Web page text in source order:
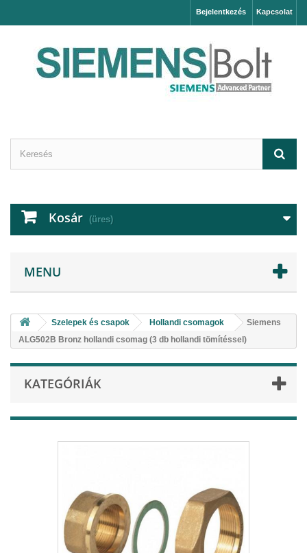
Kapcsolat
Bejelentkezés
Kosár (üres)
MENU
Szelepek és csapok Hollandi csomagok
Siemens
ALG502B Bronz hollandi csomag (3 db hollandi tömítéssel)
KATEGÓRIÁK